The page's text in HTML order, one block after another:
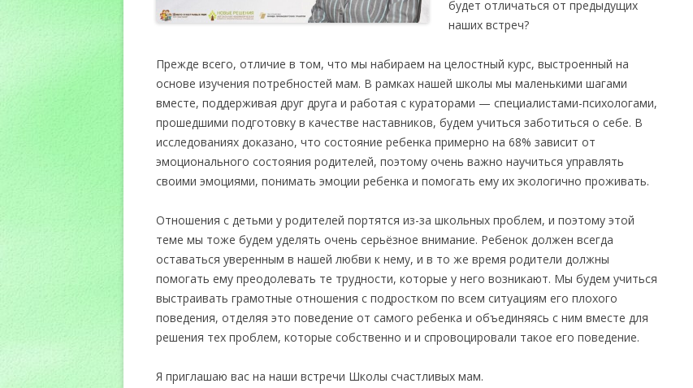
будет отличаться от предыдущих
наших встреч?
Прежде всего, отличие в том, что мы набираем на целостный курс, выстроенный на
основе изучения потребностей мам. В рамках нашей школы мы маленькими шагами
вместе, поддерживая друг друга и работая с кураторами — специалистами-психологами,
прошедшими подготовку в качестве наставников, будем учиться заботиться о себе. В
исследованиях доказано, что состояние ребенка примерно на 68% зависит от
эмоционального состояния родителей, поэтому очень важно научиться управлять
своими эмоциями, понимать эмоции ребенка и помогать ему их экологично проживать.
Отношения с детьми у родителей портятся из-за школьных проблем, и поэтому этой
теме мы тоже будем уделять очень серьёзное внимание. Ребенок должен всегда
оставаться уверенным в нашей любви к нему, и в то же время родители должны
помогать ему преодолевать те трудности, которые у него возникают. Мы будем учиться
выстраивать грамотные отношения с подростком по всем ситуациям его плохого
поведения, отделяя это поведение от самого ребенка и объединяясь с ним вместе для
решения тех проблем, которые собственно и и спровоцировали такое его поведение.
Я приглашаю вас на наши встречи Школы счастливых мам.